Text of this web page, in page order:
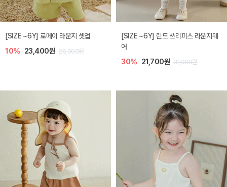
[SIZE ~6Y] 로메이 라운지 셋업
10% 23,400원 26,000원
[SIZE ~6Y] 린드 쓰리피스 라운지웨
어
30% 21,700원 31,000원